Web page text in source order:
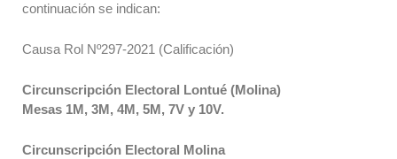
continuación se indican:
Causa Rol Nº297-2021 (Calificación)
Circunscripción Electoral Lontué (Molina)
Mesas 1M, 3M, 4M, 5M, 7V y 10V.
Circunscripción Electoral Molina